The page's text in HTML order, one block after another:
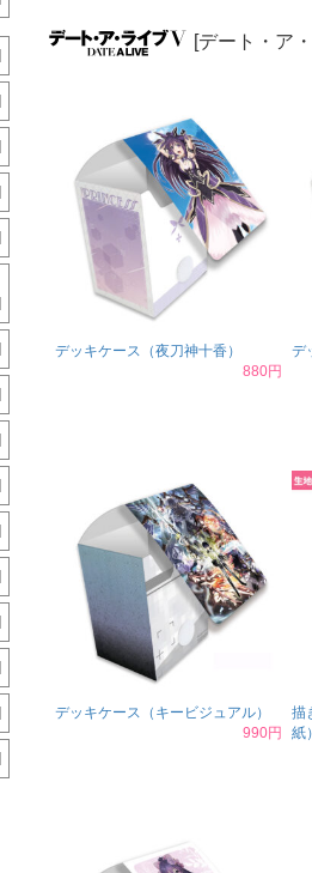
[デート・ア
デッキケース（夜刀神十香）
880円
デ
デッキケース（キービジュアル）
990円
描
紙